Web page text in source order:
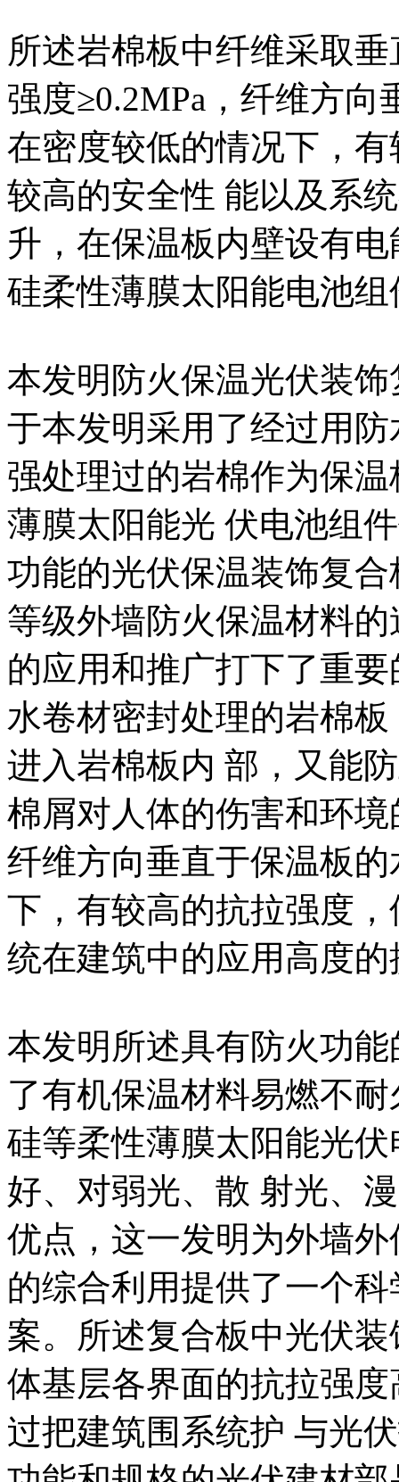
所述岩棉板中纤维采取
强度≥0.2MPa，纤维方
在密度较低的情况下，
较高的安全性 能以及系
升，在保温板内壁设有
硅柔性薄膜太阳能电池
本发明防火保温光伏装
于本发明采用了经过用
强处理过的岩棉作为保
薄膜太阳能光 伏电池组
功能的光伏保温装饰复
等级外墙防火保温材料
的应用和推广打下了重
水卷材密封处理的岩棉
进入岩棉板内 部，又能
棉屑对人体的伤害和环
纤维方向垂直于保温板
下，有较高的抗拉强度
统在建筑中的应用高度的
本发明所述具有防火功
了有机保温材料易燃不
硅等柔性薄膜太阳能光
好、对弱光、散 射光、
优点，这一发明为外墙
的综合利用提供了一个
案。所述复合板中光伏
体基层各界面的抗拉强
过把建筑围系统护 与光